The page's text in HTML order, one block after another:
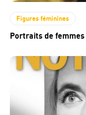
Figures féminines
Portraits de